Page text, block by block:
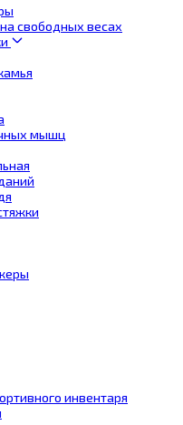
свободных весах
мышц
инвентаря